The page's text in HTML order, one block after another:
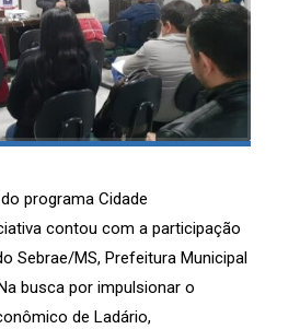
programa Cidade
contou com a participação
Sebrae/MS, Prefeitura Municipal
busca por impulsionar o
de Ladário,